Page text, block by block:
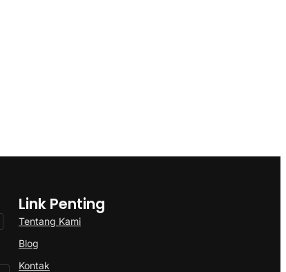
Link Penting
Tentang Kami
Blog
Kontak